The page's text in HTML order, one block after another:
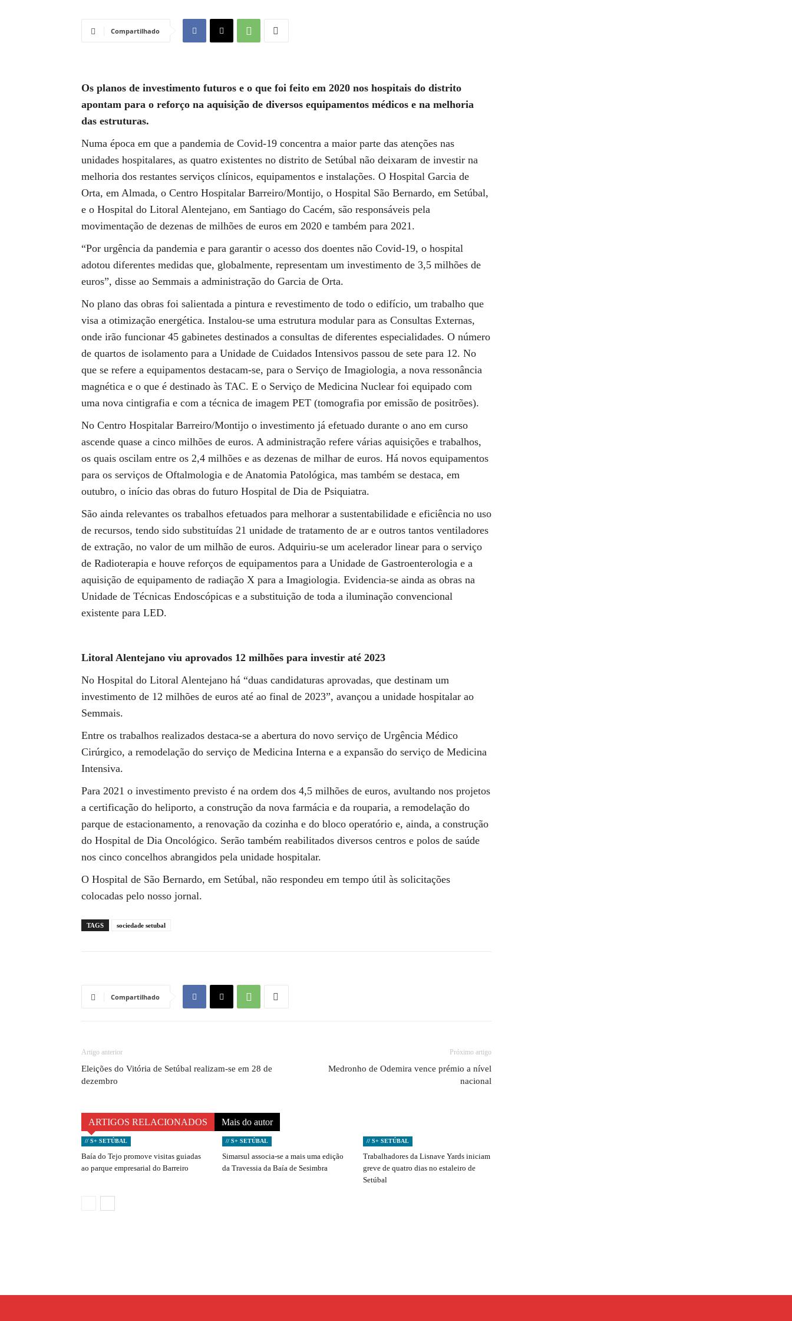
Compartilhado
Os planos de investimento futuros e o que foi feito em 2020 nos hospitais do distrito
apontam para o reforço na aquisição de diversos equipamentos médicos e na melhoria
das estruturas.
Numa época em que a pandemia de Covid-19 concentra a maior parte das atenções nas
unidades hospitalares, as quatro existentes no distrito de Setúbal não deixaram de investir na
melhoria dos restantes serviços clínicos, equipamentos e instalações. O Hospital Garcia de
Orta, em Almada, o Centro Hospitalar Barreiro/Montijo, o Hospital São Bernardo, em Setúbal,
e o Hospital do Litoral Alentejano, em Santiago do Cacém, são responsáveis pela
movimentação de dezenas de milhões de euros em 2020 e também para 2021.
“Por urgência da pandemia e para garantir o acesso dos doentes não Covid-19, o hospital
adotou diferentes medidas que, globalmente, representam um investimento de 3,5 milhões de
euros”, disse ao Semmais a administração do Garcia de Orta.
No plano das obras foi salientada a pintura e revestimento de todo o edifício, um trabalho que
visa a otimização energética. Instalou-se uma estrutura modular para as Consultas Externas,
onde irão funcionar 45 gabinetes destinados a consultas de diferentes especialidades. O número
de quartos de isolamento para a Unidade de Cuidados Intensivos passou de sete para 12. No
que se refere a equipamentos destacam-se, para o Serviço de Imagiologia, a nova ressonância
magnética e o que é destinado às TAC. E o Serviço de Medicina Nuclear foi equipado com
uma nova cintigrafia e com a técnica de imagem PET (tomografia por emissão de positrões).
No Centro Hospitalar Barreiro/Montijo o investimento já efetuado durante o ano em curso
ascende quase a cinco milhões de euros. A administração refere várias aquisições e trabalhos,
os quais oscilam entre os 2,4 milhões e as dezenas de milhar de euros. Há novos equipamentos
para os serviços de Oftalmologia e de Anatomia Patológica, mas também se destaca, em
outubro, o início das obras do futuro Hospital de Dia de Psiquiatra.
São ainda relevantes os trabalhos efetuados para melhorar a sustentabilidade e eficiência no uso
de recursos, tendo sido substituídas 21 unidade de tratamento de ar e outros tantos ventiladores
de extração, no valor de um milhão de euros. Adquiriu-se um acelerador linear para o serviço
de Radioterapia e houve reforços de equipamentos para a Unidade de Gastroenterologia e a
aquisição de equipamento de radiação X para a Imagiologia. Evidencia-se ainda as obras na
Unidade de Técnicas Endoscópicas e a substituição de toda a iluminação convencional
existente para LED.
Litoral Alentejano viu aprovados 12 milhões para investir até 2023
No Hospital do Litoral Alentejano há “duas candidaturas aprovadas, que destinam um
investimento de 12 milhões de euros até ao final de 2023”, avançou a unidade hospitalar ao
Semmais.
Entre os trabalhos realizados destaca-se a abertura do novo serviço de Urgência Médico
Cirúrgico, a remodelação do serviço de Medicina Interna e a expansão do serviço de Medicina
Intensiva.
Para 2021 o investimento previsto é na ordem dos 4,5 milhões de euros, avultando nos projetos
a certificação do heliporto, a construção da nova farmácia e da rouparia, a remodelação do
parque de estacionamento, a renovação da cozinha e do bloco operatório e, ainda, a construção
do Hospital de Dia Oncológico. Serão também reabilitados diversos centros e polos de saúde
nos cinco concelhos abrangidos pela unidade hospitalar.
O Hospital de São Bernardo, em Setúbal, não respondeu em tempo útil às solicitações
colocadas pelo nosso jornal.
TAGS sociedade setubal
Compartilhado
Artigo anterior
Eleições do Vitória de Setúbal realizam-se em 28 de
dezembro
Próximo artigo
Medronho de Odemira vence prémio a nível
nacional
ARTIGOS RELACIONADOS Mais do autor
// S+ SETÚBAL
Baía do Tejo promove visitas guiadas
ao parque empresarial do Barreiro
// S+ SETÚBAL
Simarsul associa-se a mais uma edição
da Travessia da Baía de Sesimbra
// S+ SETÚBAL
Trabalhadores da Lisnave Yards iniciam
greve de quatro dias no estaleiro de
Setúbal